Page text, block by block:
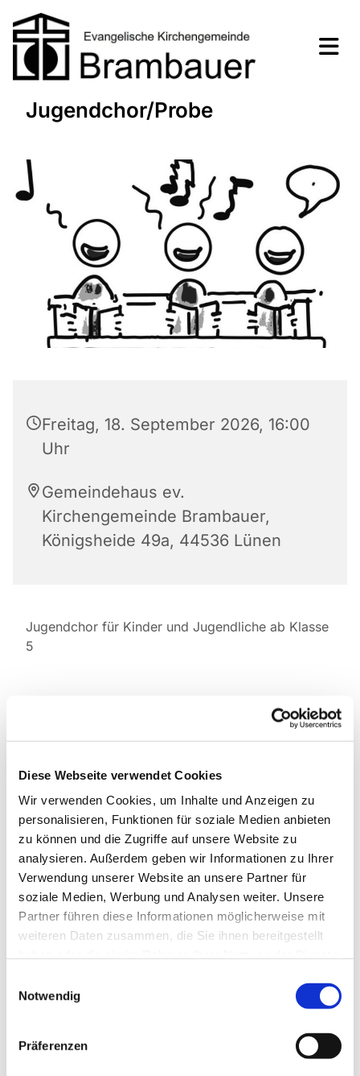
Diese Webseite verwendet Cookies
Wir verwenden Cookies, um Inhalte und Anzeigen zu
personalisieren, Funktionen für soziale Medien anbieten
zu können und die Zugriffe auf unsere Website zu
analysieren. Außerdem geben wir Informationen zu Ihrer
Verwendung unserer Website an unsere Partner für
soziale Medien, Werbung und Analysen weiter. Unsere
Partner führen diese Informationen möglicherweise mit
weiteren Daten zusammen, die Sie ihnen bereitgestellt
Notwendig
Präferenzen
Jugendchor/Probe
Freitag, 18. September 2026, 16:00
Uhr
Gemeindehaus ev.
Kirchengemeinde Brambauer,
Königsheide 49a, 44536 Lünen
Jugendchor für Kinder und Jugendliche ab Klasse
5